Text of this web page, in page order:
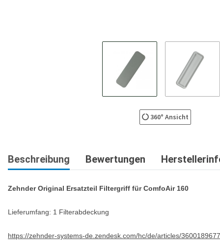
360° Ansicht
Beschreibung Bewertungen
Zehnder Original Ersatzteil Filtergriff für ComfoAir 160
Lieferumfang: 1 Filterabdeckung
https://zehnder-systems-de.zendesk.com/hc/de/articles/